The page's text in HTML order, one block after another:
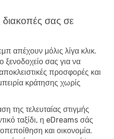
διακοπές σας σε
απέχουν μόλις λίγα κλικ.
ξενοδοχείο σας για να
προσφορές και
κράτησης χωρίς
της τελευταίας στιγμής
ταξίδι, η eDreams σάς
και οικονομία.